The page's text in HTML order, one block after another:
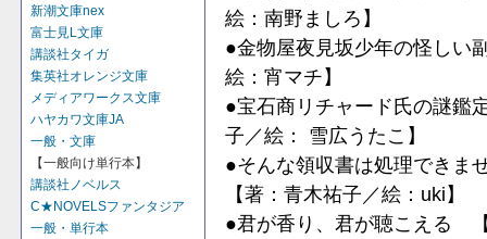
新潮文庫nex
富士見L文庫
講談社タイガ
集英社オレンジ文庫
メディアワークス文庫
ハヤカワ文庫JA
一般・文庫
【一般向け単行本】
講談社ノベルス
C★NOVELSファンタジア
一般・単行本
絵：南野ましろ】
●金物屋夜見坂少年の怪し
絵：宵マチ】
●宝石商リチャード氏の謎
子／絵： 雪広うたこ】
●そんな領収書は処理でき
【著：青木祐子／絵：uki】
●君が香り、君が聴こえる